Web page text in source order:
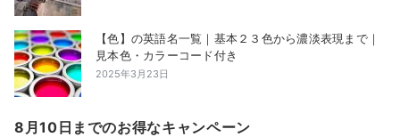
【色】の英語名一覧｜基本２３色から濃淡表現まで｜
見本色・カラーコード付き
2025年3月23日
8月10日までのお得なキャンペーン